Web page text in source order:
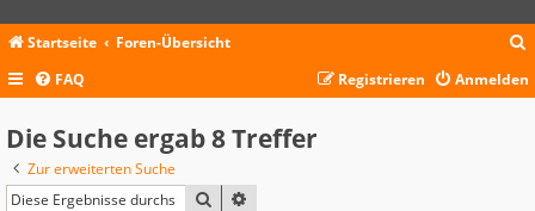
Startseite Foren-Übersicht
c
FAQ Anmelden
Registrieren
Die Suche ergab 8 Treffer
Zur erweiterten Suche
SUCHE